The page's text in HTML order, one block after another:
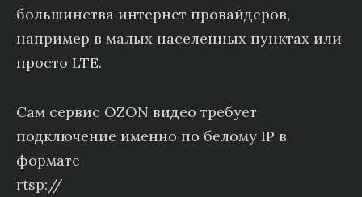
большинства интернет провайдеров,
например в малых населенных пунктах или
просто LTE.
Сам сервис OZON видео требует
подключение именно по белому IP в
формате
rtsp://